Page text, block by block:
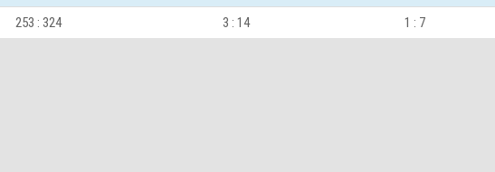
253 : 324 3 : 14 1 : 7